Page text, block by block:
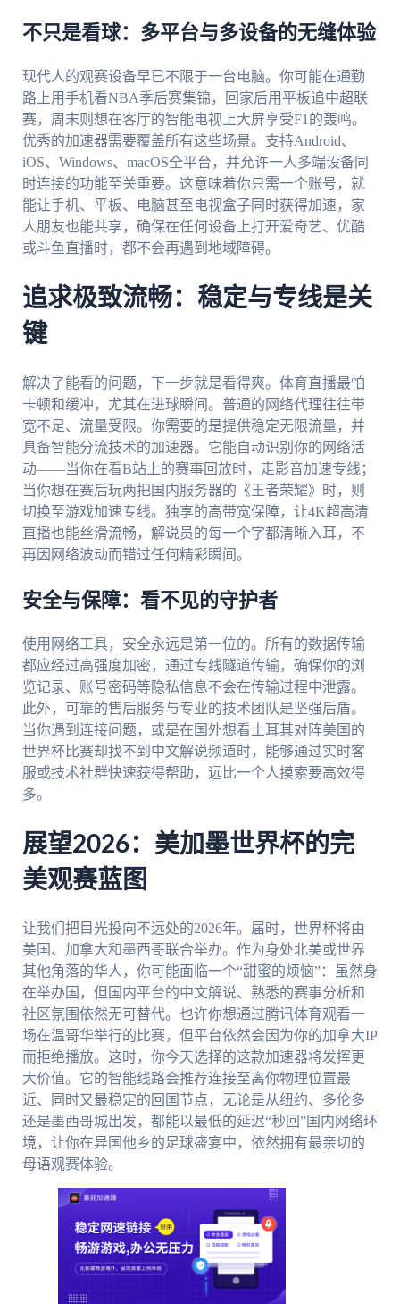
不只是看球：多平台与多设备的无缝体验
现代人的观赛设备早已不限于一台电脑。你可能在通勤
路上用手机看NBA季后赛集锦，回家后用平板追中超联
赛，周末则想在客厅的智能电视上大屏享受F1的轰鸣。
优秀的加速器需要覆盖所有这些场景。支持Android、
iOS、Windows、macOS全平台，并允许一人多端设备同
时连接的功能至关重要。这意味着你只需一个账号，就
能让手机、平板、电脑甚至电视盒子同时获得加速，家
人朋友也能共享，确保在任何设备上打开爱奇艺、优酷
或斗鱼直播时，都不会再遇到地域障碍。
追求极致流畅：稳定与专线是关
键
解决了能看的问题，下一步就是看得爽。体育直播最怕
卡顿和缓冲，尤其在进球瞬间。普通的网络代理往往带
宽不足、流量受限。你需要的是提供稳定无限流量，并
具备智能分流技术的加速器。它能自动识别你的网络活
动——当你在看B站上的赛事回放时，走影音加速专线；
当你想在赛后玩两把国内服务器的《王者荣耀》时，则
切换至游戏加速专线。独享的高带宽保障，让4K超高清
直播也能丝滑流畅，解说员的每一个字都清晰入耳，不
再因网络波动而错过任何精彩瞬间。
安全与保障：看不见的守护者
使用网络工具，安全永远是第一位的。所有的数据传输
都应经过高强度加密，通过专线隧道传输，确保你的浏
览记录、账号密码等隐私信息不会在传输过程中泄露。
此外，可靠的售后服务与专业的技术团队是坚强后盾。
当你遇到连接问题，或是在国外想看土耳其对阵美国的
世界杯比赛却找不到中文解说频道时，能够通过实时客
服或技术社群快速获得帮助，远比一个人摸索要高效得
多。
展望2026：美加墨世界杯的完
美观赛蓝图
让我们把目光投向不远处的2026年。届时，世界杯将由
美国、加拿大和墨西哥联合举办。作为身处北美或世界
其他角落的华人，你可能面临一个“甜蜜的烦恼”：虽然身
在举办国，但国内平台的中文解说、熟悉的赛事分析和
社区氛围依然无可替代。也许你想通过腾讯体育观看一
场在温哥华举行的比赛，但平台依然会因为你的加拿大IP
而拒绝播放。这时，你今天选择的这款加速器将发挥更
大价值。它的智能线路会推荐连接至离你物理位置最
近、同时又最稳定的回国节点，无论是从纽约、多伦多
还是墨西哥城出发，都能以最低的延迟“秒回”国内网络环
境，让你在异国他乡的足球盛宴中，依然拥有最亲切的
母语观赛体验。